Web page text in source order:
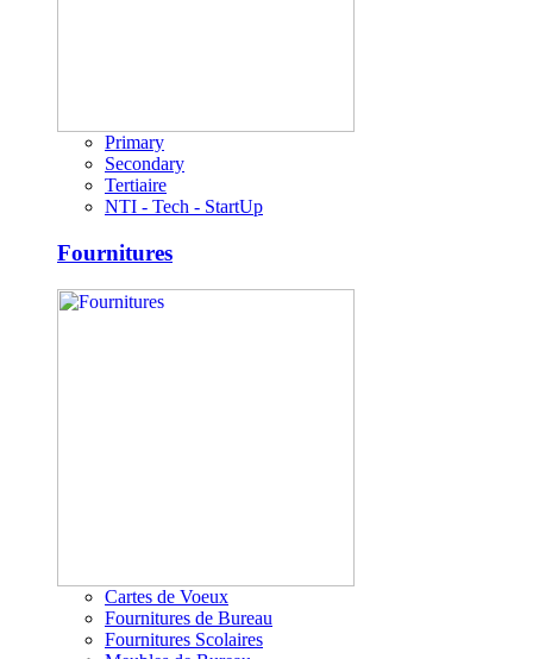
Primary
Secondary
Tertiaire
NTI - Tech - StartUp
Fournitures
Cartes de Voeux
Fournitures de Bureau
Fournitures Scolaires